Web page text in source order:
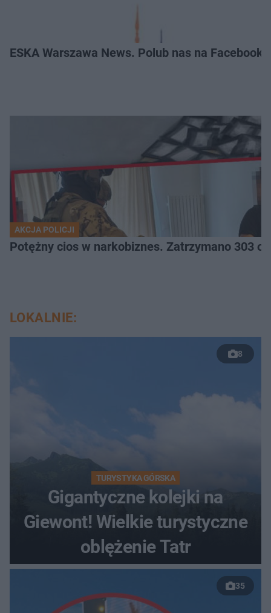
ESKA Warszawa News. Polub nas na
AKCJA POLICJI
Potężny cios
LOKALNIE:
8
TURYSTYKA GÓRSKA
Gigantyczne kolejki na
Giewont! Wielkie turystyczne
oblężenie Tatr
35